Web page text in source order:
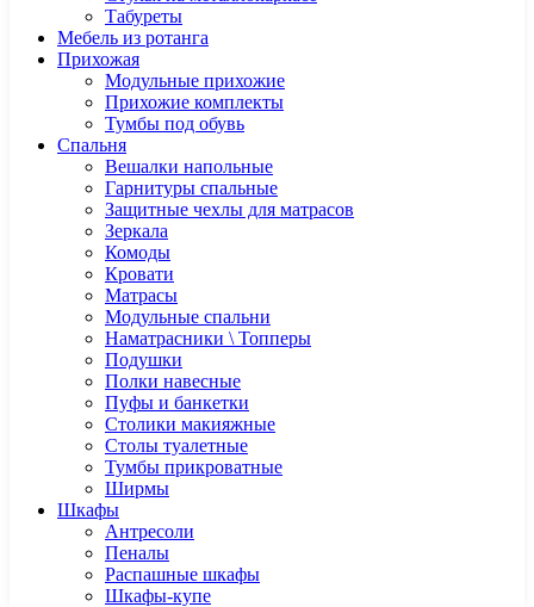
Табуреты
Мебель из ротанга
Прихожая
Модульные прихожие
Прихожие комплекты
Тумбы под обувь
Спальня
Вешалки напольные
Гарнитуры спальные
Защитные чехлы для матрасов
Зеркала
Комоды
Кровати
Матрасы
Модульные спальни
Наматрасники \ Топперы
Подушки
Полки навесные
Пуфы и банкетки
Столики макияжные
Столы туалетные
Тумбы прикроватные
Ширмы
Шкафы
Антресоли
Пеналы
Распашные шкафы
Шкафы-купе